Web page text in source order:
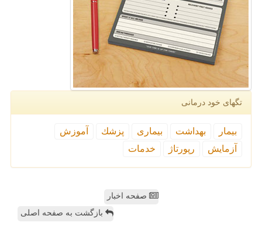
تگهای خود درمانی
بیمار بهداشت بیماری پزشك
آموزش
آزمایش
رپورتاژ خدمات
صفحه اخبار
بازگشت به صفحه اصلی